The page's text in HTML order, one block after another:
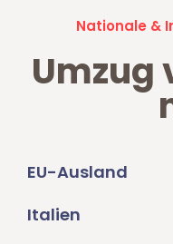
Nationale &
Umzug
EU-Ausland
Italien